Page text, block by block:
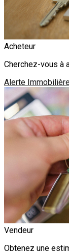
Acheteur
Cherchez-vous à
Alerte
Vendeur
Obtenez une